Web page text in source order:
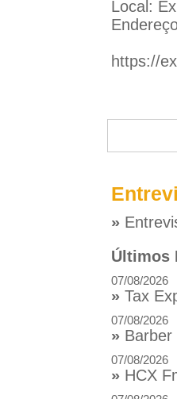
Local:
https://
»
Últimos
07/08/2026
» Tax
07/08/2026
» Barber
07/08/2026
» HCX